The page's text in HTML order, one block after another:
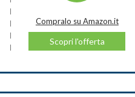
Compralo su Amazon.it
Scopri l'offerta